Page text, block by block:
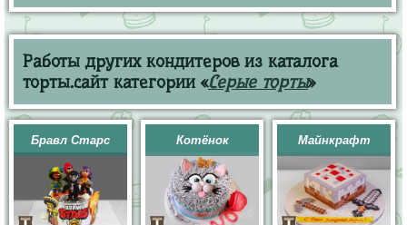
Работы других кондитеров из каталога
торты.сайт категории «Серые торты»
Бравл Старс Котёнок Майнкрафт